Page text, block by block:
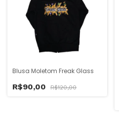
Blusa Moletom Freak Glass
R$90,00 R$120,00